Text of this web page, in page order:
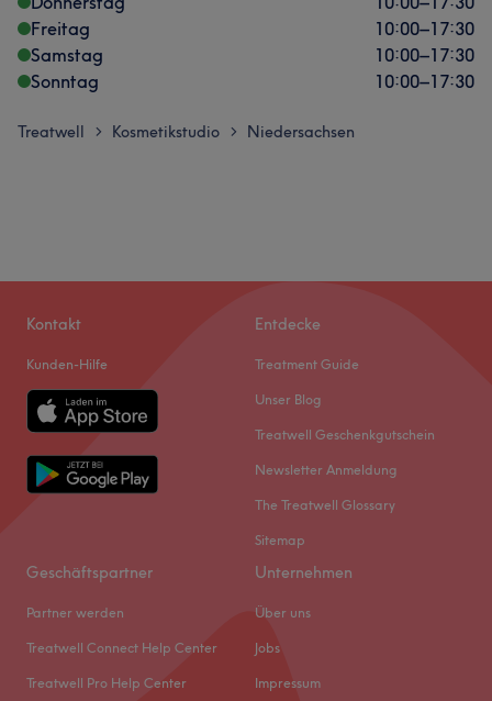
Freitag
10:00–17:30
Samstag
10:00–17:30
Sonntag
10:00–17:30
Treatwell > Kosmetikstudio > Niedersachsen
Kontakt
Kunden-Hilfe
Entdecke
Treatment Guide
Unser Blog
Treatwell Geschenkgutschein
Newsletter Anmeldung
The Treatwell Glossary
Sitemap
Geschäftspartner
Partner werden
Treatwell Connect Help Center
Treatwell Pro Help Center
Unternehmen
Über uns
Jobs
Impressum